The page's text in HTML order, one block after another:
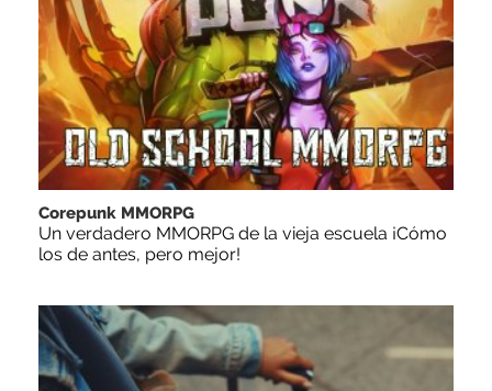
Corepunk MMORPG
Un verdadero MMORPG de la vieja escuela ¡Cómo
los de antes, pero mejor!